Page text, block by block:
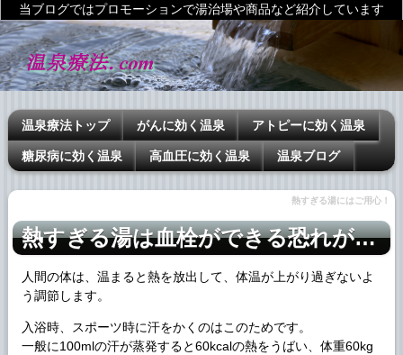
当ブログではプロモーションで湯治場や商品など紹介しています
温泉療法トップ がんに効く温泉 アトピーに効く温泉
糖尿病に効く温泉 高血圧に効く温泉 温泉ブログ
熱すぎる湯にはご用心！
熱すぎる湯は血栓ができる恐れが…
人間の体は、温まると熱を放出して、体温が上がり過ぎないよ
う調節します。
入浴時、スポーツ時に汗をかくのはこのためです。
一般に100mlの汗が蒸発すると60kcalの熱をうばい、体重60kg